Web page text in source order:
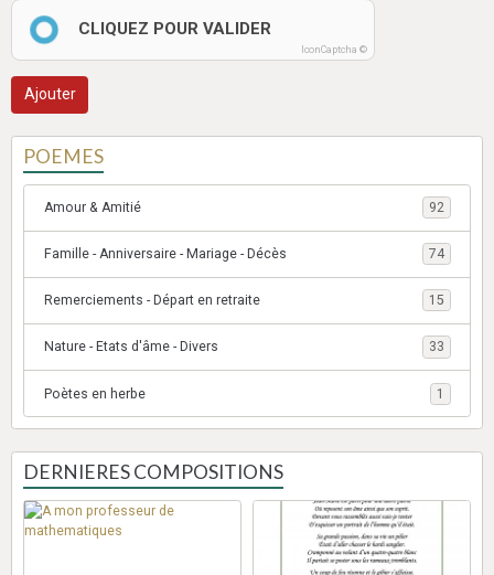
CLIQUEZ POUR VALIDER
IconCaptcha ©
Ajouter
POEMES
Amour & Amitié 92
Famille - Anniversaire - Mariage - Décès 74
Remerciements - Départ en retraite 15
Nature - Etats d'âme - Divers 33
Poètes en herbe 1
DERNIERES COMPOSITIONS